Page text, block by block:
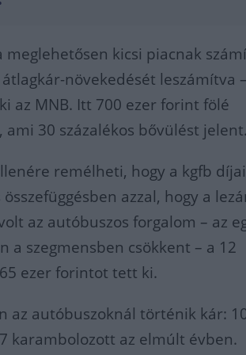
kicsi piacnak
növekedését leszámítva
az MNB. Itt 700 ezer forint fölé
30 százalékos bővülést jelent.
remélheti, hogy a kgfb díjai
azzal, hogy a
az autóbuszos forgalom – az
a szegmensben csökkent – a 12
ezer forintot tett ki.
az autóbuszoknál történik kár:
karambolozott az elmúlt évben.